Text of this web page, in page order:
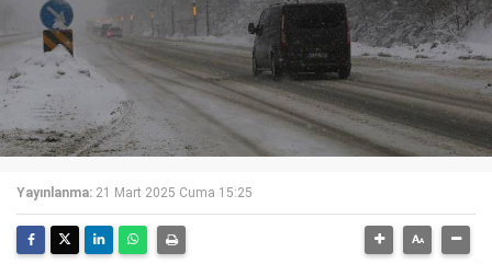
Yayınlanma: 21 Mart 2025 Cuma 15:25